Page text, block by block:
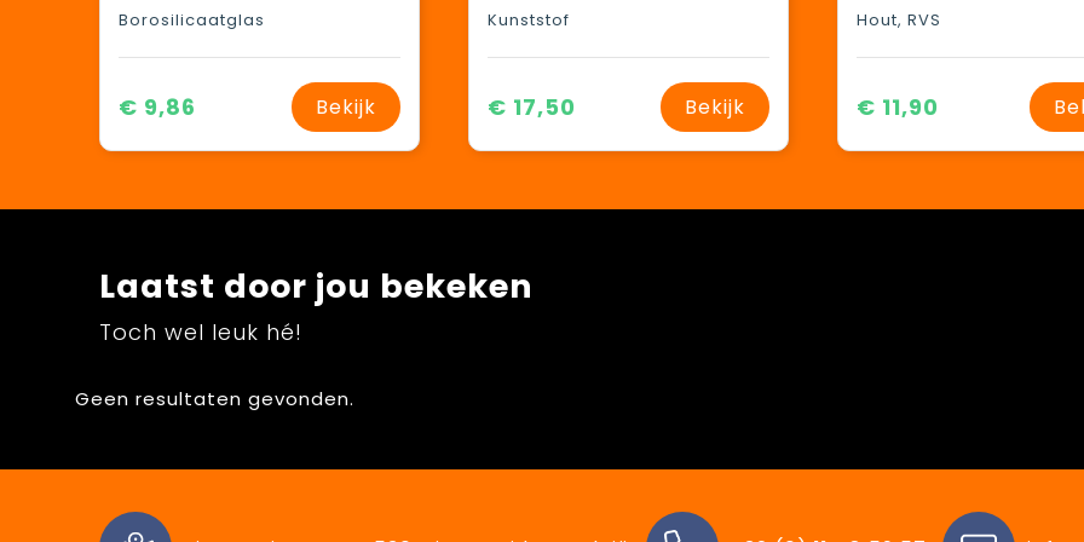
Borosilicaatglas
€ 9,86 Bekijk
Kunststof
€ 17,50 Bekijk
Hout, RVS
€ 11,90
Laatst door jou bekeken
Toch wel leuk hé!
Geen resultaten gevonden.